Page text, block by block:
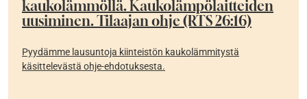
kaukolämmöllä. Kaukolämpölaitteiden
uusiminen. Tilaajan ohje (RTS 26:16)
Pyydämme lausuntoja kiinteistön kaukolämmitystä
käsittelevästä ohje-ehdotuksesta.